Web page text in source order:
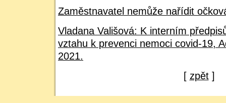
Zaměstnavatel nemůže nařídit
Vladana Vališová: K interním
vztahu k prevenci nemoci covid-19,
2021.
[ zpět]